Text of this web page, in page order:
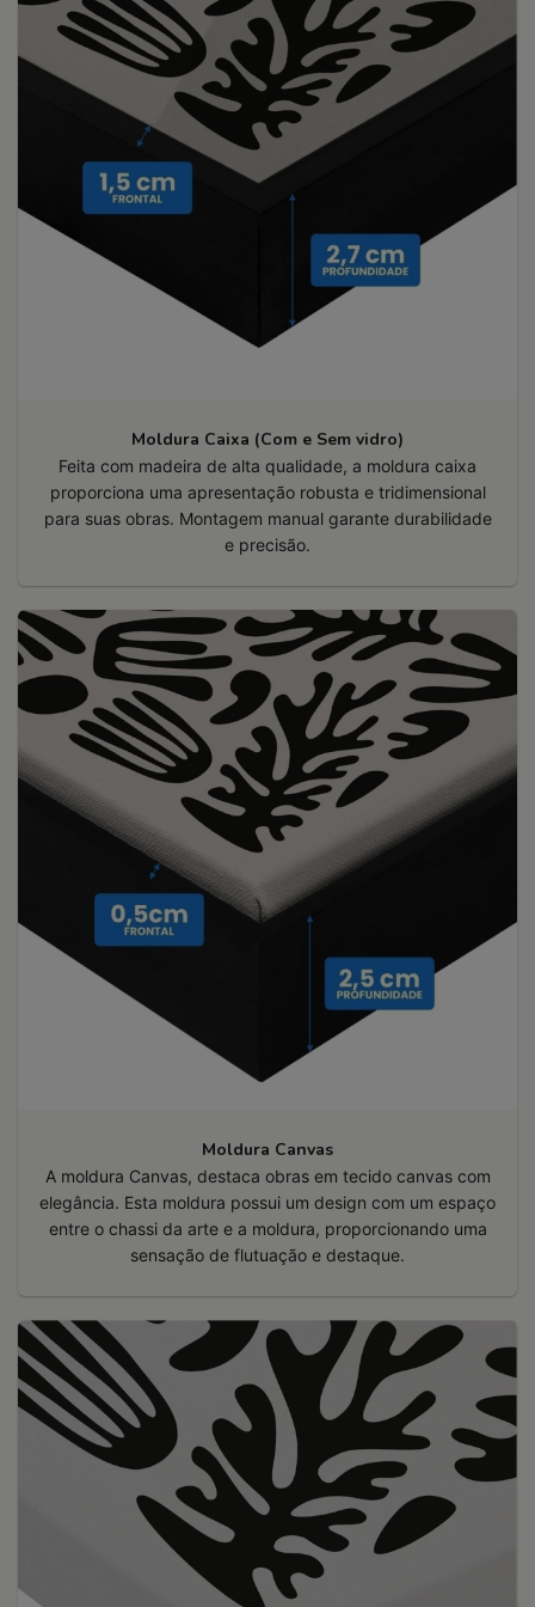
Moldura Caixa (Com e Sem vidro)
Feita com madeira de alta qualidade, a moldura caixa
proporciona uma apresentação robusta e tridimensional
para suas obras. Montagem manual garante durabilidade
e precisão.
Moldura Canvas
A moldura Canvas, destaca obras em tecido canvas com
elegância. Esta moldura possui um design com um espaço
entre o chassi da arte e a moldura, proporcionando uma
sensação de flutuação e destaque.